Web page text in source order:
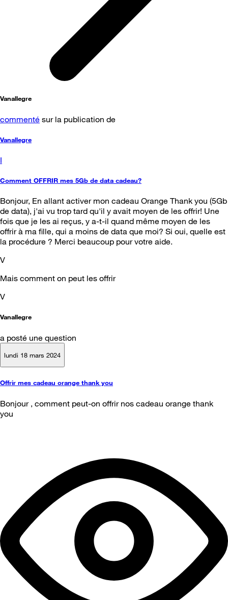
Vanallegre
commenté sur la publication de
Vanallegre
I
Comment OFFRIR mes 5Gb de data cadeau?
Bonjour, En allant activer mon cadeau Orange Thank you (5Gb
de data), j'ai vu trop tard qu'il y avait moyen de les offrir! Une
fois que je les ai reçus, y a-t-il quand même moyen de les
offrir à ma fille, qui a moins de data que moi? Si oui, quelle est
la procédure ? Merci beaucoup pour votre aide.
V
Mais comment on peut les offrir
V
Vanallegre
a posté une question
lundi 18 mars 2024
Offrir mes cadeau orange thank you
Bonjour , comment peut-on offrir nos cadeau orange thank
you